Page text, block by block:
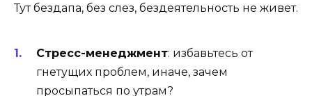
Тут бездапа, без слез, бездеятельность не живет.
Стресс-менеджмент: избавьтесь от
гнетущих проблем, иначе, зачем
просыпаться по утрам?